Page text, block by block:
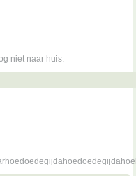
niet naar huis.